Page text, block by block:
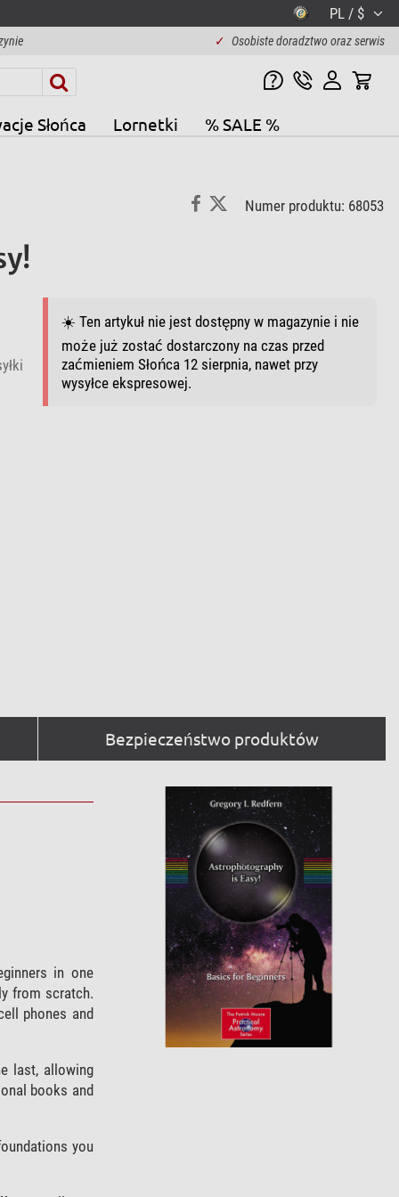
PL / $
✓ Osobiste doradztwo oraz serwis
Słońca Lornetki % SALE %
Numer produktu: 68053
☀️ Ten artykuł nie jest dostępny w magazynie i nie
może już zostać dostarczony na czas przed
zaćmieniem Słońca 12 sierpnia, nawet przy
wysyłce ekspresowej.
Bezpieczeństwo produktów
in one
from scratch.
phones and
last, allowing
books and
you